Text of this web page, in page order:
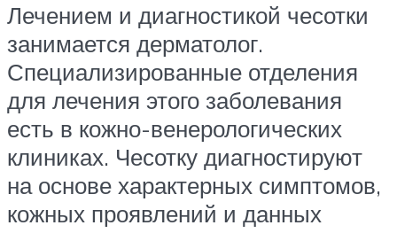
Лечением и диагностикой чесотки
занимается дерматолог.
Специализированные отделения
для лечения этого заболевания
есть в кожно-венерологических
клиниках. Чесотку диагностируют
на основе характерных симптомов,
кожных проявлений и данных